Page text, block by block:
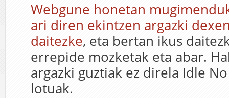
Webgune honetan
ari diren ekintzen argazki
daitezke, eta bertan ikus
errepide mozketak eta abar.
argazki guztiak ez direla Idle
lotuak.